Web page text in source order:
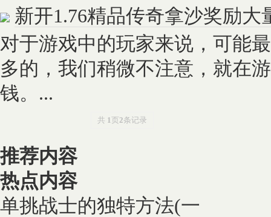
新开1.76精品传奇拿沙奖励大
对于游戏中的玩家来说，可能
多的，我们稍微不注意，就在
钱。...
共 1页2条记录
推荐内容
热点内容
单挑战士的独特方法(一